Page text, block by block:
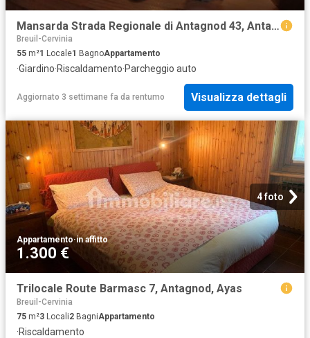
Mansarda Strada Regionale di Antagnod 43, Antagnod, Ayas
Breuil-Cervinia
55 m²1 Locale1 BagnoAppartamento
·Giardino·Riscaldamento·Parcheggio auto
Aggiornato 3 settimane fa da rentumo Visualizza dettagli
4 foto
Appartamento·in affitto
1.300 €
Trilocale Route Barmasc 7, Antagnod, Ayas
Breuil-Cervinia
75 m²3 Locali2 BagniAppartamento
·Riscaldamento